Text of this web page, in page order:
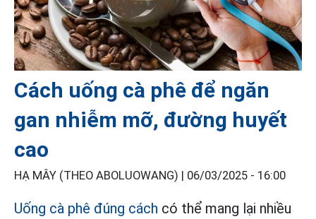
Cách uống cà phê để ngăn
gan nhiễm mỡ, đường huyết
cao
HẠ MÂY (THEO ABOLUOWANG) | 06/03/2025 - 16:00
Uống cà phê đúng cách có thể mang lại nhiều